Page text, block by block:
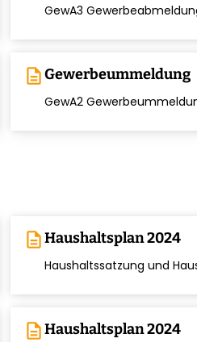
GewA3
descriptionGewerbeummeldung
GewA2
descriptionHaushaltsplan 2024
Haushaltssatzung und
descriptionHaushaltsplan 2024